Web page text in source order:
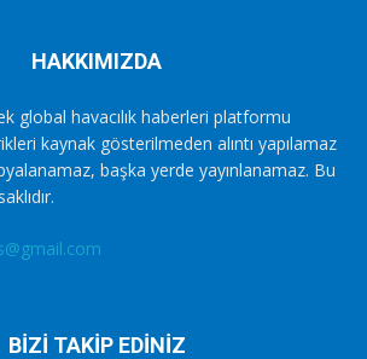
HAKKIMIZDA
global havacılık haberleri platformu
kaynak gösterilmeden alıntı yapılamaz
başka yerde yayınlanamaz. Bu
BİZİ TAKİP EDİNİZ